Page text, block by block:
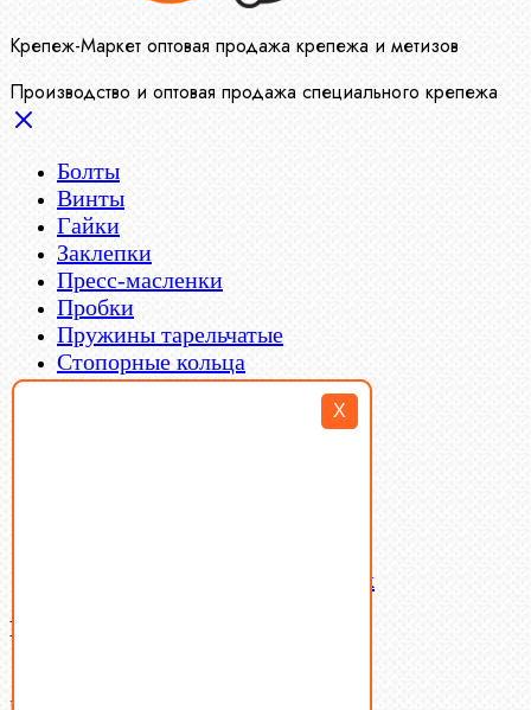
X
Крепеж-Маркет оптовая продажа крепежа и метизов
Производство и оптовая продажа специального крепежа
Болты
Винты
Гайки
Заклепки
Пресс-масленки
Пробки
Пружины тарельчатые
Стопорные кольца
Такелаж
Латунный и бронзовый крепеж
Ваша корзина